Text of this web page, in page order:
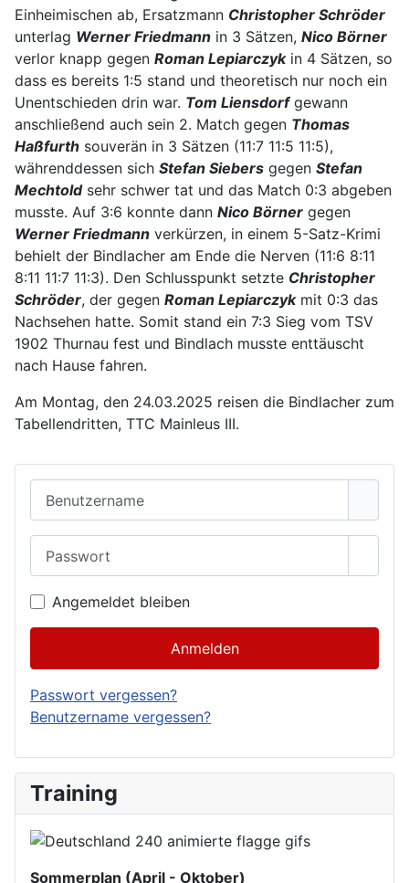
Einheimischen ab, Ersatzmann Christopher Schröder
unterlag Werner Friedmann in 3 Sätzen, Nico Börner
verlor knapp gegen Roman Lepiarczyk in 4 Sätzen, so
dass es bereits 1:5 stand und theoretisch nur noch ein
Unentschieden drin war. Tom Liensdorfgewann
anschließend auch sein 2. Match gegen Thomas
Haßfurth souverän in 3 Sätzen (11:7 11:5 11:5),
währenddessen sich Stefan Siebers gegen Stefan
Mechtold sehr schwer tat und das Match 0:3 abgeben
musste. Auf 3:6 konnte dann Nico Börner gegen
Werner Friedmann verkürzen, in einem 5-Satz-Krimi
behielt der Bindlacher am Ende die Nerven (11:6 8:11
8:11 11:7 11:3). Den Schlusspunkt setzte Christopher
Schröder, der gegen Roman Lepiarczyk mit 0:3 das
Nachsehen hatte. Somit stand ein 7:3 Sieg vom TSV
1902 Thurnau fest und Bindlach musste enttäuscht
nach Hause fahren.
Am Montag, den 24.03.2025 reisen die Bindlacher zum
Tabellendritten, TTC Mainleus III.
Angemeldet bleiben
Anmelden
Passwort vergessen?
Benutzername vergessen?
Training
Sommerplan (April - Oktober)